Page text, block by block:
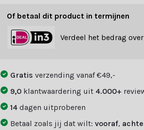
Of betaal dit product in termijnen
Verdeel het bedrag
Gratisverzending vanaf €49,-
9,0 klantwaardering uit 4.000+
14dagen uitproberen
Betaal zoals jij dat wilt:vooraf,